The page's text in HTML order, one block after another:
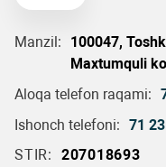
Manzil:
100047,
Maxtumquli
Aloqa telefon raqami:
Ishonch telefoni: 71
STIR:
207018693